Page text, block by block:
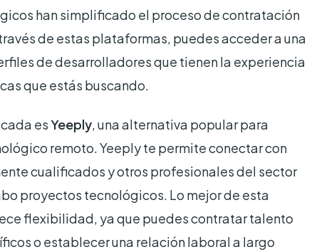
han simplificado el proceso de contratación
de estas plataformas, puedes acceder a una
de desarrolladores que tienen la experiencia
que estás buscando.
esYeeply, una alternativa popular para
remoto. Yeeply te permite conectar con
cualificados y otros profesionales del sector
proyectos tecnológicos. Lo mejor de esta
flexibilidad, ya que puedes contratar talento
o establecer una relación laboral a largo